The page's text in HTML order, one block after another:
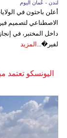
لندن - عُمان اليوم
أعلن باحثون في
الاصطناعي لتصميم
داخل المختبر، في
لفير�... المزيد
اليونسكو تعتمد